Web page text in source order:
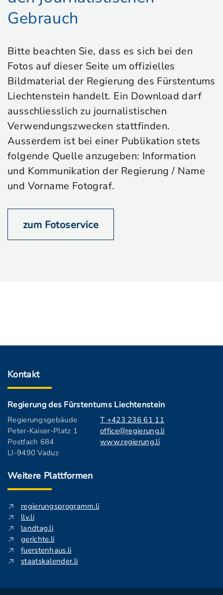
Gebrauch
Bitte beachten Sie, dass es sich bei den
Fotos auf dieser Seite um offizielles
Bildmaterial der Regierung des Fürstentums
Liechtenstein handelt. Ein Download darf
ausschliesslich zu journalistischen
Verwendungszwecken stattfinden.
Ausserdem ist bei einer Publikation stets
folgende Quelle anzugeben: Information
und Kommunikation der Regierung / Name
und Vorname Fotograf.
zum Fotoservice
Kontakt
Regierung des Fürstentums Liechtenstein
Regierungsgebäude
Peter-Kaiser-Platz 1
Postfach 684
LI-9490 Vaduz
T +423 236 61 11
office@regierung.li
www.regierung.li
Weitere Plattformen
regierungsprogramm.li
llv.li
landtag.li
gerichte.li
fuerstenhaus.li
staatskalender.li